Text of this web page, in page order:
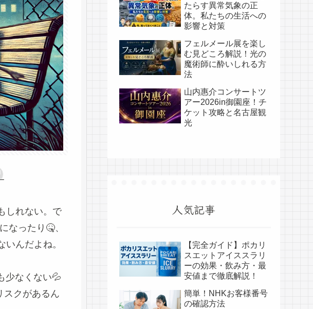
しれない。で
なったり🤒、
んだよね。
少なくない💦
スクがあるん
たらす異常気象の正
体。私たちの生活への
影響と対策
フェルメール展を楽し
む見どころ解説！光の
魔術師に酔いしれる方
法
山内惠介コンサートツ
アー2026in御園座！チ
ケット攻略と名古屋観
光
人気記事
【完全ガイド】ポカリ
スエットアイススラリ
ーの効果・飲み方・最
安値まで徹底解説！
簡単！NHKお客様番号
の確認方法